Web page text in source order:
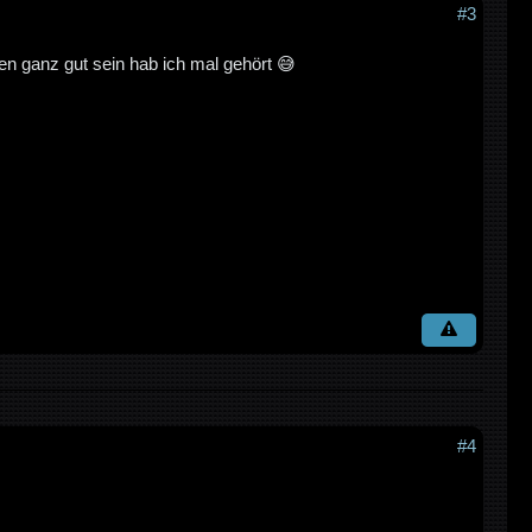
#3
ganz gut sein hab ich mal gehört 😅
#4